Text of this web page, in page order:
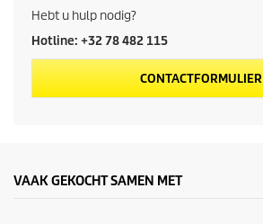
d
u
c
p
Hebt u hulp nodig?
Hotline: +32 78 482 115
CONTACTFORMULIER
VAAK GEKOCHT SAMEN MET